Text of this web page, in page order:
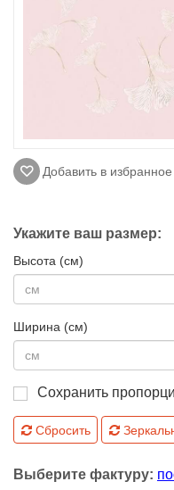
Добавить в избранное
Укажите ваш размер:
Высота (см)
Ширина (см)
Сохранить
Сбросить
Выберите фактуру: